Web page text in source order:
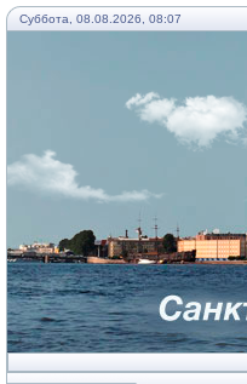
Суббота, 08.08.2026, 08:07